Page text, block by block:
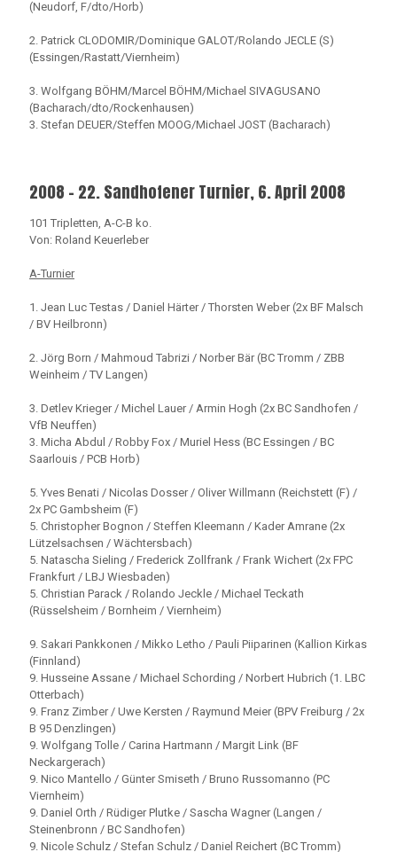
(Neudorf, F/dto/Horb)
2. Patrick CLODOMIR/Dominique GALOT/Rolando JECLE (S)
(Essingen/Rastatt/Viernheim)
3. Wolfgang BÖHM/Marcel BÖHM/Michael SIVAGUSANO
(Bacharach/dto/Rockenhausen)
3. Stefan DEUER/Steffen MOOG/Michael JOST (Bacharach)
2008 - 22. Sandhofener Turnier, 6. April 2008
101 Tripletten, A-C-B ko.
Von: Roland Keuerleber
A-Turnier
1. Jean Luc Testas / Daniel Härter / Thorsten Weber (2x BF Malsch
/ BV Heilbronn)
2. Jörg Born / Mahmoud Tabrizi / Norber Bär (BC Tromm / ZBB
Weinheim / TV Langen)
3. Detlev Krieger / Michel Lauer / Armin Hogh (2x BC Sandhofen /
VfB Neuffen)
3. Micha Abdul / Robby Fox / Muriel Hess (BC Essingen / BC
Saarlouis / PCB Horb)
5. Yves Benati / Nicolas Dosser / Oliver Willmann (Reichstett (F) /
2x PC Gambsheim (F)
5. Christopher Bognon / Steffen Kleemann / Kader Amrane (2x
Lützelsachsen / Wächtersbach)
5. Natascha Sieling / Frederick Zollfrank / Frank Wichert (2x FPC
Frankfurt / LBJ Wiesbaden)
5. Christian Parack / Rolando Jeckle / Michael Teckath
(Rüsselsheim / Bornheim / Viernheim)
9. Sakari Pankkonen / Mikko Letho / Pauli Piiparinen (Kallion Kirkas
(Finnland)
9. Husseine Assane / Michael Schording / Norbert Hubrich (1. LBC
Otterbach)
9. Franz Zimber / Uwe Kersten / Raymund Meier (BPV Freiburg / 2x
B 95 Denzlingen)
9. Wolfgang Tolle / Carina Hartmann / Margit Link (BF
Neckargerach)
9. Nico Mantello / Günter Smiseth / Bruno Russomanno (PC
Viernheim)
9. Daniel Orth / Rüdiger Plutke / Sascha Wagner (Langen /
Steinenbronn / BC Sandhofen)
9. Nicole Schulz / Stefan Schulz / Daniel Reichert (BC Tromm)